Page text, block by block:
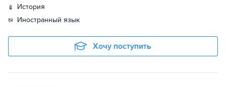
история
иностранный язык
Хочу поступить